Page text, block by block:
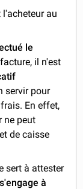
l'acheteur au
le
il n'est
servir pour
En effet,
ne peut
de caisse
sert à attester
s'engage à